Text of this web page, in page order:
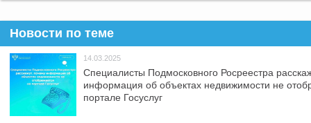
Новости по теме
14.03.2025
Специалисты Подмосковного Росреестра
информация об объектах недвижимости не
портале Госуслуг